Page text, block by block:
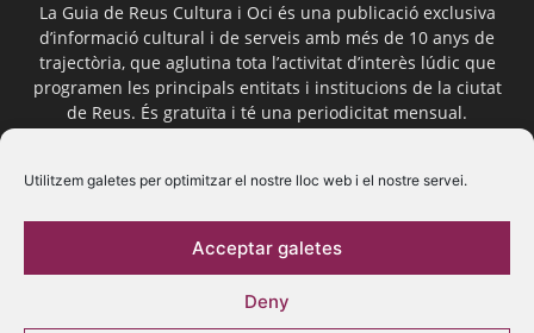
Utilitzem galetes per optimitzar el nostre lloc web i el nostre servei.
Acceptar galetes
Deny
La Guia de Reus Cultura i Oci és una publicació exclusiva
d’informació cultural i de serveis amb més de 10 anys de
trajectòria, que aglutina tota l’activitat d’interès lúdic que
programen les principals entitats i institucions de la ciutat
de Reus. És gratuïta i té una periodicitat mensual.
Segueix-nos